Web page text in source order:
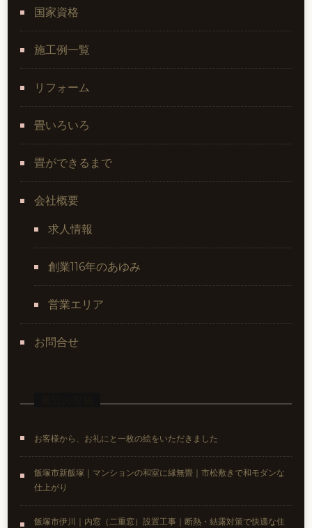
国家資格
施工例一覧
リフォーム
畳いろいろ
畳ができるまで
会社概要
求人情報
創業116年のあゆみ
営業エリア
お問合せ
お客様から、お礼にと一枚の絵をいただきました
飯塚市新飯塚｜マンションの和室に縁無畳｜市松敷きで和モダンな
仕上がり
飯塚市伊川｜内窓（二重窓）設置工事｜断熱・結露対策で快適な住